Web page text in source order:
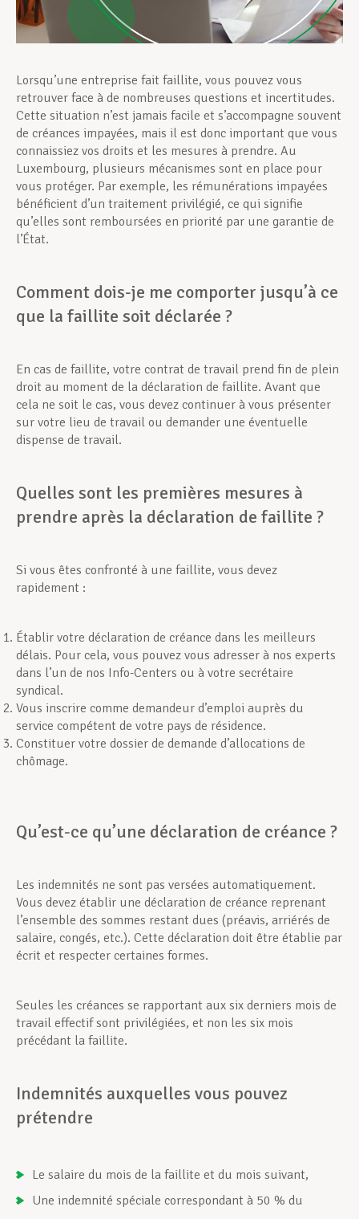
Actualités
Lorsqu’une entreprise fait faillite, vous pouvez vous
retrouver face à de nombreuses questions et incertitudes.
Cette situation n’est jamais facile et s’accompagne souvent
de créances impayées, mais il est donc important que vous
connaissiez vos droits et les mesures à prendre. Au
Luxembourg, plusieurs mécanismes sont en place pour
vous protéger. Par exemple, les rémunérations impayées
bénéficient d’un traitement privilégié, ce qui signifie
qu’elles sont remboursées en priorité par une garantie de
l’État.
Comment dois-je me comporter jusqu’à ce
que la faillite soit déclarée ?
En cas de faillite, votre contrat de travail prend fin de plein
droit au moment de la déclaration de faillite. Avant que
cela ne soit le cas, vous devez continuer à vous présenter
sur votre lieu de travail ou demander une éventuelle
dispense de travail.
Quelles sont les premières mesures à
prendre après la déclaration de faillite ?
Si vous êtes confronté à une faillite, vous devez
rapidement :
Établir votre déclaration de créance dans les meilleurs
délais. Pour cela, vous pouvez vous adresser à nos experts
dans l’un de nos Info-Centers ou à votre secrétaire
syndical.
Vous inscrire comme demandeur d’emploi auprès du
service compétent de votre pays de résidence.
Constituer votre dossier de demande d’allocations de
chômage.
Qu’est-ce qu’une déclaration de créance ?
Les indemnités ne sont pas versées automatiquement.
Vous devez établir une déclaration de créance reprenant
l’ensemble des sommes restant dues (préavis, arriérés de
salaire, congés, etc.). Cette déclaration doit être établie par
écrit et respecter certaines formes.
Seules les créances se rapportant aux six derniers mois de
travail effectif sont privilégiées, et non les six mois
précédant la faillite.
Indemnités auxquelles vous pouvez
prétendre
Le salaire du mois de la faillite et du mois suivant,
Une indemnité spéciale correspondant à 50 % du